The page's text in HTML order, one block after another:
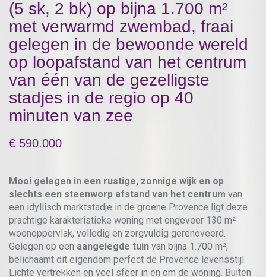
(5 sk, 2 bk) op bijna 1.700 m²
met verwarmd zwembad, fraai
gelegen in de bewoonde wereld
op loopafstand van het centrum
van één van de gezelligste
stadjes in de regio op 40
minuten van zee
590.000
Mooi gelegen in een rustige, zonnige wijk en op
slechts een steenworp afstand van het centrum van
een idyllisch marktstadje in de groene Provence ligt deze
prachtige karakteristieke woning met ongeveer 130 m²
woonoppervlak, volledig en zorgvuldig gerenoveerd.
Gelegen op een aangelegde tuin van bijna 1.700 m²,
belichaamt dit eigendom perfect de Provence levensstijl.
Lichte vertrekken en veel sfeer in en om de woning. Buiten